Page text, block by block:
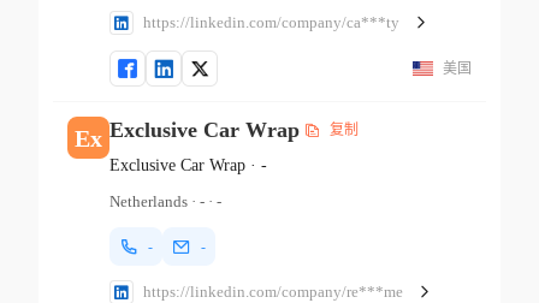
https://linkedin.com/company/ca***ty
美国
Ex Exclusive Car Wrap 复制
Exclusive Car Wrap· -
Netherlands· -· -
- -
https://linkedin.com/company/re***me